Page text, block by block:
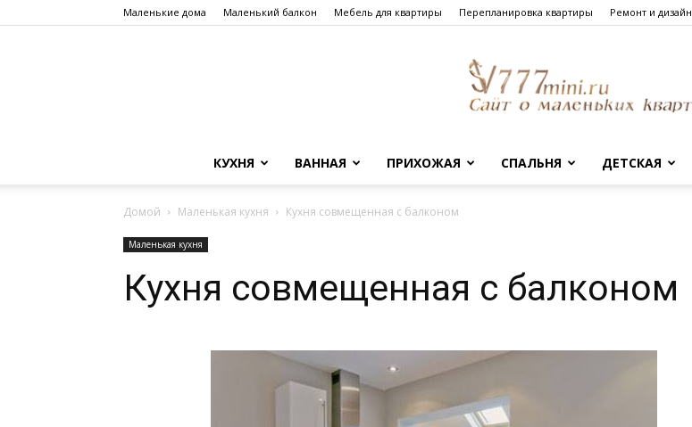
Маленькие дома Маленький балкон Мебель для квартиры Перепланировка квартиры Ремонт и дизайн
Сайт
о
КУХНЯ ВАННАЯ ПРИХОЖАЯ СПАЛЬНЯ ДЕТСКАЯ
Домой Маленькая кухня Кухня совмещенная с балконом
Маленькая кухня
Кухня совмещенная с балконом